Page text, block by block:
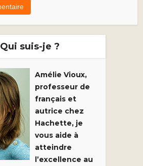
Qui suis-je ?
Amélie Vioux,
professeur de
français et
autrice chez
Hachette, je
vous aide à
atteindre
l’excellence au